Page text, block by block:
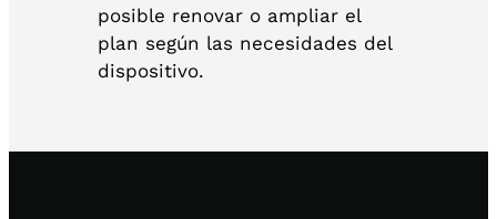
posible renovar o ampliar el
plan según las necesidades del
dispositivo.